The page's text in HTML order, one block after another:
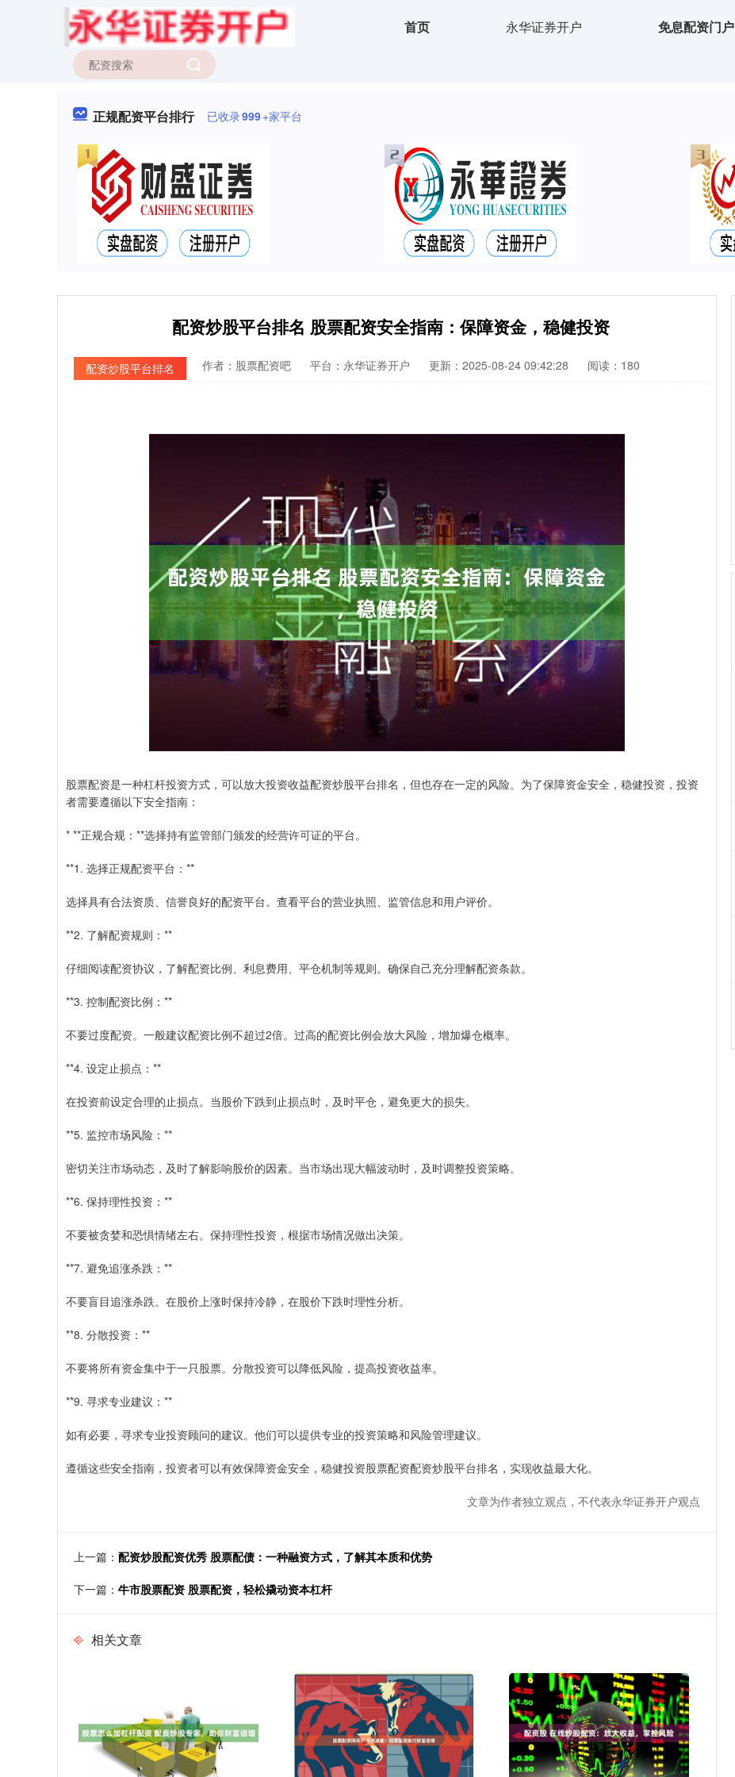
首页 永华证券开户 免息配资门户
正规配资平台排行 已收录999+家平台
配资炒股平台排名 股票配资安全指南：保障资金，稳健投资
配资炒股平台排名 作者：股票配资吧 平台：永华证券开户 更新：2025-08-24 09:42:28 阅读：180
股票配资是一种杠杆投资方式，可以放大投资收益配资炒股平台排名，但也存在一定的风险。为了保障资金安全，稳健投资，投资
者需要遵循以下安全指南：
* **正规合规：**选择持有监管部门颁发的经营许可证的平台。
**1. 选择正规配资平台：**
选择具有合法资质、信誉良好的配资平台。查看平台的营业执照、监管信息和用户评价。
**2. 了解配资规则：**
仔细阅读配资协议，了解配资比例、利息费用、平仓机制等规则。确保自己充分理解配资条款。
**3. 控制配资比例：**
不要过度配资。一般建议配资比例不超过2倍。过高的配资比例会放大风险，增加爆仓概率。
**4. 设定止损点：**
在投资前设定合理的止损点。当股价下跌到止损点时，及时平仓，避免更大的损失。
**5. 监控市场风险：**
密切关注市场动态，及时了解影响股价的因素。当市场出现大幅波动时，及时调整投资策略。
**6. 保持理性投资：**
不要被贪婪和恐惧情绪左右。保持理性投资，根据市场情况做出决策。
**7. 避免追涨杀跌：**
不要盲目追涨杀跌。在股价上涨时保持冷静，在股价下跌时理性分析。
**8. 分散投资：**
不要将所有资金集中于一只股票。分散投资可以降低风险，提高投资收益率。
**9. 寻求专业建议：**
如有必要，寻求专业投资顾问的建议。他们可以提供专业的投资策略和风险管理建议。
遵循这些安全指南，投资者可以有效保障资金安全，稳健投资股票配资配资炒股平台排名，实现收益最大化。
文章为作者独立观点，不代表永华证券开户观点
上一篇： 配资炒股配资优秀 股票配债：一种融资方式，了解其本质和优势
下一篇： 牛市股票配资 股票配资，轻松撬动资本杠杆
相关文章